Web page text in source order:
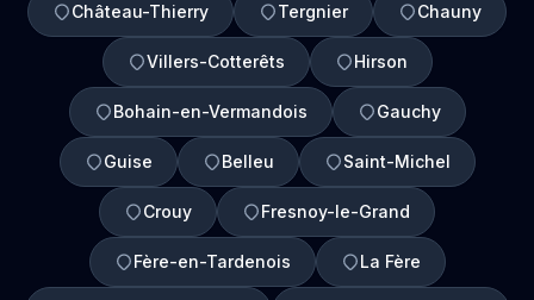
Château-Thierry Tergnier Chauny
Villers-Cotterêts Hirson
Bohain-en-Vermandois Gauchy
Guise Belleu Saint-Michel
Crouy Fresnoy-le-Grand
Fère-en-Tardenois La Fère